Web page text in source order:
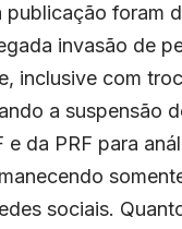
publicação foram
invasão de
inclusive com
a suspensão
e da PRF para
sociais.